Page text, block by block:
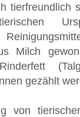
tierfreundlich
Milch
gezählt
von